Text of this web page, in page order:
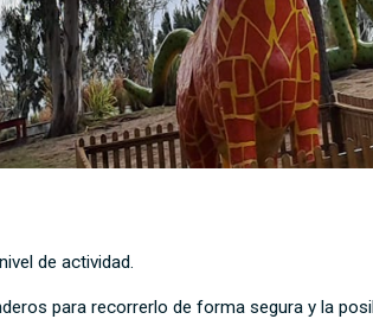
de actividad.
para recorrerlo de forma segura y la